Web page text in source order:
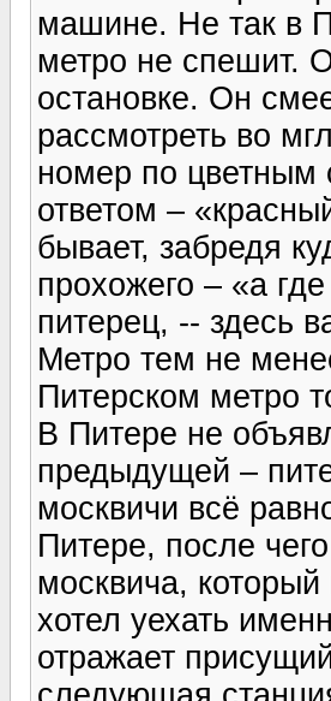
машине. Не так в
метро не спешит.
остановке. Он
рассмотреть во
номер по цветным
ответом –
бывает, забредя
прохожего – «а
питерец, -- здесь
Метро тем не
Питерском метро
В Питере не
предыдущей –
москвичи всё
Питере, после
москвича, который
хотел уехать
отражает